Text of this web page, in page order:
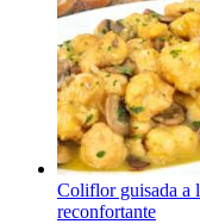
Coliflor guisada a
reconfortante